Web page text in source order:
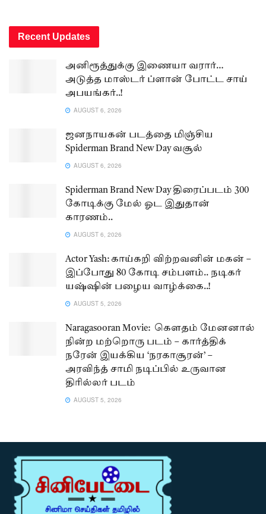
Recent Updates
அனிரூத்துக்கு இணையா வரார்…
அடுத்த மாஸ்டர் ப்ளான் போட்ட சாய்
அபயங்கர்..!
AUGUST 6, 2026
ஜனநாயகன் படத்தை மிஞ்சிய
Spiderman Brand New Day வசூல்
AUGUST 6, 2026
Spiderman Brand New Day திரைப்படம் 300
கோடிக்கு மேல் ஓட இதுதான்
காரணம்..
AUGUST 6, 2026
Actor Yash: காய்கறி விற்றவனின் மகன் –
இப்போது 80 கோடி சம்பளம்.. நடிகர்
யஷ்ஷின் பழைய வாழ்க்கை..!
AUGUST 5, 2026
Naragasooran Movie: கௌதம் மேனனால்
நின்ற மற்றொரு படம் – கார்த்திக்
நரேன் இயக்கிய ‘நரகாசூரன்’ –
அரவிந்த் சாமி நடிப்பில் உருவான
திரில்லர் படம்
AUGUST 5, 2026